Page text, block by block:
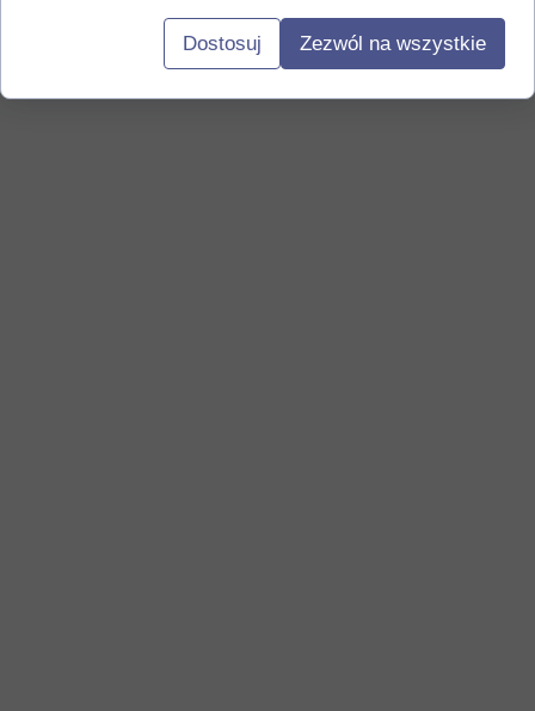
Dostosuj Zezwól na wszystkie